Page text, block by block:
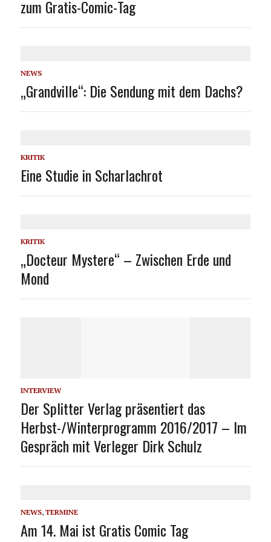
zum Gratis-Comic-Tag
NEWS
„Grandville“: Die Sendung mit dem Dachs?
KRITIK
Eine Studie in Scharlachrot
KRITIK
„Docteur Mystere“ – Zwischen Erde und
Mond
INTERVIEW
Der Splitter Verlag präsentiert das
Herbst-/Winterprogramm 2016/2017 – Im
Gespräch mit Verleger Dirk Schulz
NEWS, TERMINE
Am 14. Mai ist Gratis Comic Tag